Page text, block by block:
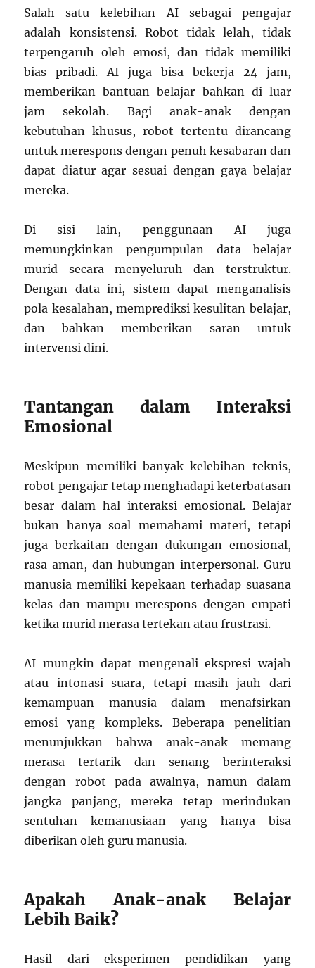
Salah satu kelebihan AI sebagai pengajar
adalah konsistensi. Robot tidak lelah, tidak
terpengaruh oleh emosi, dan tidak memiliki
bias pribadi. AI juga bisa bekerja 24 jam,
memberikan bantuan belajar bahkan di luar
jam sekolah. Bagi anak-anak dengan
kebutuhan khusus, robot tertentu dirancang
untuk merespons dengan penuh kesabaran dan
dapat diatur agar sesuai dengan gaya belajar
mereka.
Di sisi lain, penggunaan AI juga
memungkinkan pengumpulan data belajar
murid secara menyeluruh dan terstruktur.
Dengan data ini, sistem dapat menganalisis
pola kesalahan, memprediksi kesulitan belajar,
dan bahkan memberikan saran untuk
intervensi dini.
Tantangan dalam Interaksi
Emosional
Meskipun memiliki banyak kelebihan teknis,
robot pengajar tetap menghadapi keterbatasan
besar dalam hal interaksi emosional. Belajar
bukan hanya soal memahami materi, tetapi
juga berkaitan dengan dukungan emosional,
rasa aman, dan hubungan interpersonal. Guru
manusia memiliki kepekaan terhadap suasana
kelas dan mampu merespons dengan empati
ketika murid merasa tertekan atau frustrasi.
AI mungkin dapat mengenali ekspresi wajah
atau intonasi suara, tetapi masih jauh dari
kemampuan manusia dalam menafsirkan
emosi yang kompleks. Beberapa penelitian
menunjukkan bahwa anak-anak memang
merasa tertarik dan senang berinteraksi
dengan robot pada awalnya, namun dalam
jangka panjang, mereka tetap merindukan
sentuhan kemanusiaan yang hanya bisa
diberikan oleh guru manusia.
Apakah Anak-anak Belajar
Lebih Baik?
Hasil dari eksperimen pendidikan yang